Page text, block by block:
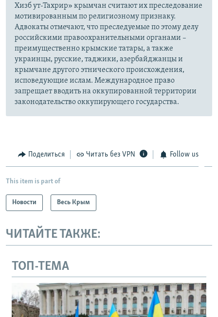
Хизб ут-Тахрир» крымчан считают их преследование
мотивированным по религиозному признаку.
Адвокаты отмечают, что преследуемые по этому делу
российскими правоохранительными органами –
преимущественно крымские татары, а также
украинцы, русские, таджики, азербайджанцы и
крымчане другого этнического происхождения,
исповедующие ислам. Международное право
запрещает вводить на оккупированной территории
законодательство оккупирующего государства.
Поделиться Читать без VPN Follow us
This item is part of
Новости Весь Крым
ЧИТАЙТЕ ТАКЖЕ:
ТОП-ТЕМА